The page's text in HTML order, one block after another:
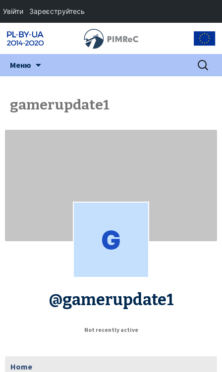
Меню Пошук:
gamerupdate1
@gamerupdate1
Not recently active
Home
Увійти Зареєструйтесь